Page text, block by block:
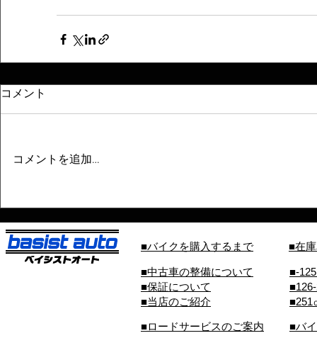
コメント
コメントを追加…
■バイクを購入するまで ■在
■中古車の整備について
■保証について
■当店のご紹介
■-
■251
■ロードサービスのご案内 ■バ